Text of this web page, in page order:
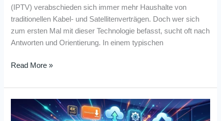
(IPTV) verabschieden sich immer mehr Haushalte von
traditionellen Kabel- und Satellitenverträgen. Doch wer sich
zum ersten Mal mit dieser Technologie befasst, sucht oft nach
Antworten und Orientierung. In einem typischen
Read More »
Forum